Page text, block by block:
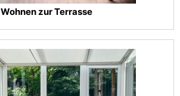
Wohnen zur Terrasse